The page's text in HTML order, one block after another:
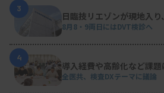
研修立案、現場ラウンドによる
POCコーディネーターが担う役
当院には、日本医療検査科学会
ネーターが2人在籍し、日々活
3
日臨技リエゾンが現地入
8月8・9両日にはDVT検診へ
4
導入経費や高齢化など課題
全医共、検査DXテーマに議論